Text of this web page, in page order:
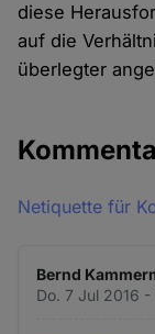
diese
auf die
überlegter
Netiquette für
Bernd
Do. 7 Jul 2016 -